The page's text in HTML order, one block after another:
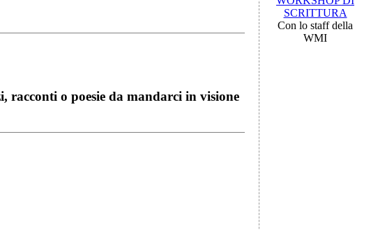
racconti o poesie da mandarci in visione
SCRITTURA
Con lo staff della
WMI